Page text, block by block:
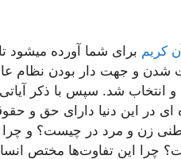
کریم برای شما آورده میشود
شدن و جهت دار بودن نظام
و انتخاب شد. سپس با ذکر
در این دنیا دارای حق و
زن و مرد در چیست؟ و چرا
چرا این تفاوت‌ها مختص